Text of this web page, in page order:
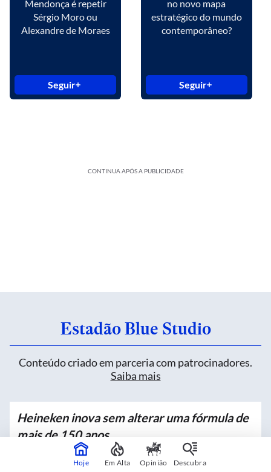
Mendonça é repetir
Sérgio Moro ou
Alexandre de Moraes
Seguir
no novo mapa
estratégico do mundo
contemporâneo?
Seguir
CONTINUA APÓS A PUBLICIDADE
Estadão Blue Studio
Conteúdo criado em parceria com patrocinadores.
Saiba mais
Heineken inova sem alterar uma fórmula de
mais de 150 anos
Patrocinado porHoje Em Alta Opinião Descubra